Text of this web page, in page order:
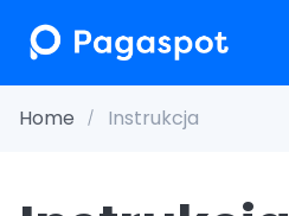
Home Instrukcja